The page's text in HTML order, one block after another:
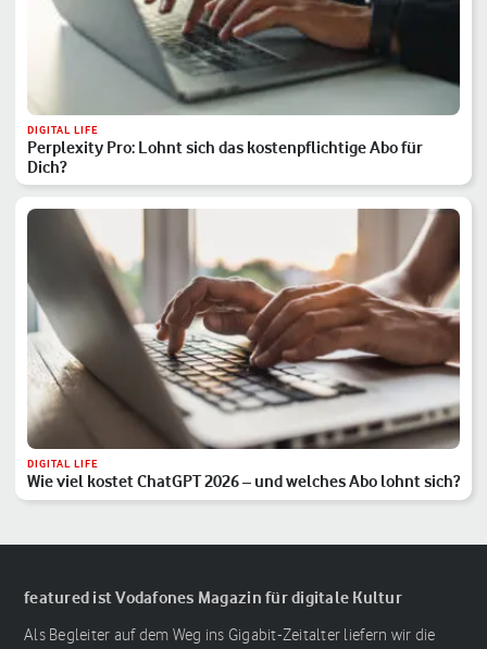
DIGITAL LIFE
Perplexity Pro: Lohnt sich das kostenpflichtige Abo für
Dich?
DIGITAL LIFE
Wie viel kostet ChatGPT 2026 – und welches Abo lohnt sich?
featured ist Vodafones Magazin für digitale Kultur
Als Begleiter auf dem Weg ins Gigabit-Zeitalter liefern wir die